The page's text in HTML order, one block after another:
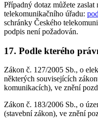
Případný dotaz můžete
telekomunikačního úřadu:
schránky Českého
podpis není požadován.
17. Podle kterého
Zákon č. 127/2005 Sb., o
některých souvisejících
komunikacích), ve znění
Zákon č. 183/2006 Sb., o
(stavební zákon), ve znění